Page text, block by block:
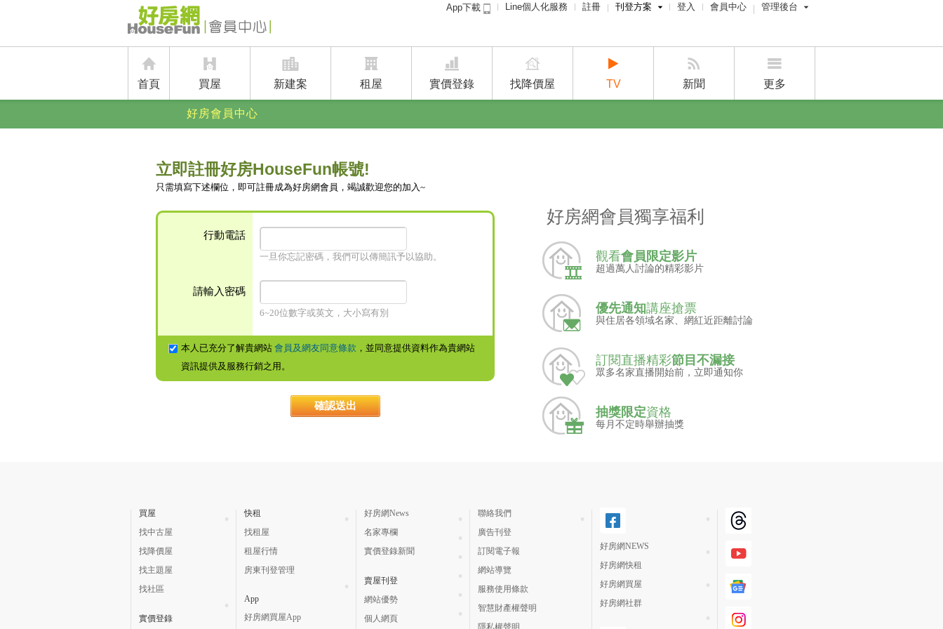
App下載 Line個人化服務 註冊 刊登方案
賣屋刊登
登入 會員中心 管理後台
經紀人員管理後台
首頁 買屋 新建案 租屋 實價登錄 找降價屋 TV 新聞 更多
好房會員中心
立即註冊好房HouseFun帳號!
只需填寫下述欄位，即可註冊成為好房網會員，竭誠歡迎您的加入~
行動電話
一旦你忘記密碼，我們可以傳簡訊予以協助。
請輸入密碼
6~20位數字或英文，大小寫有別
本人已充分了解貴網站 會員及網友同意條款 ，並同意提供資料作為貴網站
資訊提供及服務行銷之用。
好房網會員獨享福利
觀看會員限定影片
超過萬人討論的精彩影片
優先通知講座搶票
與住居各領域名家、網紅近距離討論
訂閱直播精彩節目不漏接
眾多名家直播開始前，立即通知你
抽獎限定資格
每月不定時舉辦抽獎
買屋
找中古屋
找降價屋
找主題屋
找社區
實價登錄
快租
找租屋
租屋行情
房東刊登管理
App
好房網買屋App
好房網News
名家專欄
實價登錄新聞
賣屋刊登
網站優勢
個人網頁
聯絡我們
廣告刊登
訂閱電子報
網站導覽
服務使用條款
智慧財產權聲明
隱私權聲明
好房網NEWS
好房網快租
好房網買屋
好房網社群